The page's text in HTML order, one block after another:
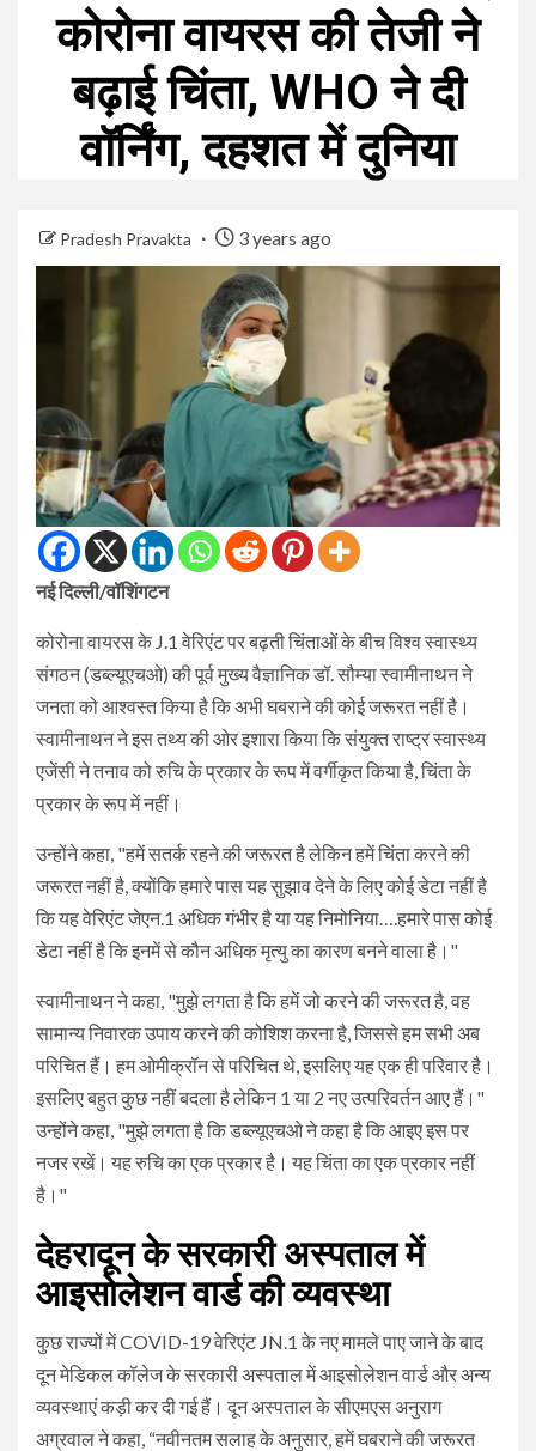
कोरोना वायरस की तेजी ने
बढ़ाई चिंता, WHO ने दी
वॉर्निंग, दहशत में दुनिया
Pradesh Pravakta 3 years ago
नई दिल्ली/वॉशिंगटन
कोरोना वायरस के J.1 वेरिएंट पर बढ़ती चिंताओं के बीच विश्व स्वास्थ्य
संगठन (डब्ल्यूएचओ) की पूर्व मुख्य वैज्ञानिक डॉ. सौम्या स्वामीनाथन ने
जनता को आश्वस्त किया है कि अभी घबराने की कोई जरूरत नहीं है।
स्वामीनाथन ने इस तथ्य की ओर इशारा किया कि संयुक्त राष्ट्र स्वास्थ्य
एजेंसी ने तनाव को रुचि के प्रकार के रूप में वर्गीकृत किया है, चिंता के
प्रकार के रूप में नहीं।
उन्होंने कहा, "हमें सतर्क रहने की जरूरत है लेकिन हमें चिंता करने की
जरूरत नहीं है, क्योंकि हमारे पास यह सुझाव देने के लिए कोई डेटा नहीं है
कि यह वेरिएंट जेएन.1 अधिक गंभीर है या यह निमोनिया….हमारे पास कोई
डेटा नहीं है कि इनमें से कौन अधिक मृत्यु का कारण बनने वाला है।"
स्वामीनाथन ने कहा, "मुझे लगता है कि हमें जो करने की जरूरत है, वह
सामान्य निवारक उपाय करने की कोशिश करना है, जिससे हम सभी अब
परिचित हैं। हम ओमीक्रॉन से परिचित थे, इसलिए यह एक ही परिवार है।
इसलिए बहुत कुछ नहीं बदला है लेकिन 1 या 2 नए उत्परिवर्तन आए हैं।"
उन्होंने कहा, "मुझे लगता है कि डब्ल्यूएचओ ने कहा है कि आइए इस पर
नजर रखें। यह रुचि का एक प्रकार है। यह चिंता का एक प्रकार नहीं
है।"
देहरादून के सरकारी अस्पताल में
आइसोलेशन वार्ड की व्यवस्था
कुछ राज्यों में COVID-19 वेरिएंट JN.1 के नए मामले पाए जाने के बाद
दून मेडिकल कॉलेज के सरकारी अस्पताल में आइसोलेशन वार्ड और अन्य
व्यवस्थाएं कड़ी कर दी गई हैं। दून अस्पताल के सीएमएस अनुराग
अग्रवाल ने कहा, “नवीनतम सलाह के अनुसार, हमें घबराने की जरूरत